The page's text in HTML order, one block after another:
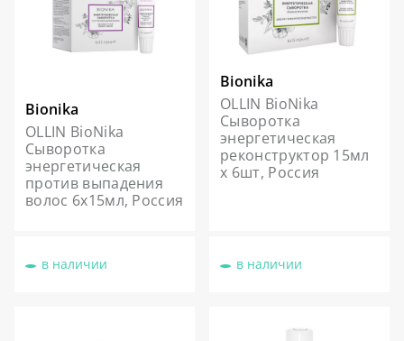
Bionika
OLLIN BioNika
Сыворотка
энергетическая
против выпадения
волос 6х15мл, Россия
в наличии
Bionika
OLLIN BioNika
Сыворотка
энергетическая
реконструктор 15мл
х 6шт, Россия
в наличии